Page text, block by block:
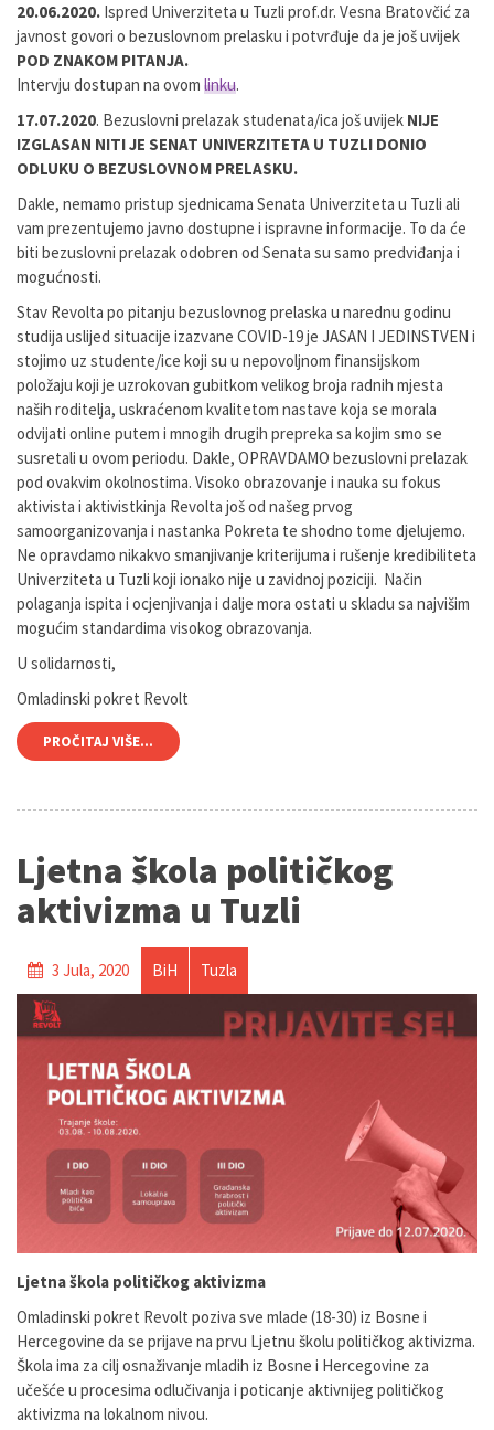
20.06.2020. Ispred Univerziteta u Tuzli prof.dr. Vesna Bratovčić za
javnost govori o bezuslovnom prelasku i potvrđuje da je još uvijek
POD ZNAKOM PITANJA.
Intervju dostupan na ovom linku.
17.07.2020. Bezuslovni prelazak studenata/ica još uvijek NIJE
IZGLASAN NITI JE SENAT UNIVERZITETA U TUZLI DONIO
ODLUKU O BEZUSLOVNOM PRELASKU.
Dakle, nemamo pristup sjednicama Senata Univerziteta u Tuzli ali
vam prezentujemo javno dostupne i ispravne informacije. To da će
biti bezuslovni prelazak odobren od Senata su samo predviđanja i
mogućnosti.
Stav Revolta po pitanju bezuslovnog prelaska u narednu godinu
studija uslijed situacije izazvane COVID-19 je JASAN I JEDINSTVEN i
stojimo uz studente/ice koji su u nepovoljnom finansijskom
položaju koji je uzrokovan gubitkom velikog broja radnih mjesta
naših roditelja, uskraćenom kvalitetom nastave koja se morala
odvijati online putem i mnogih drugih prepreka sa kojim smo se
susretali u ovom periodu. Dakle, OPRAVDAMO bezuslovni prelazak
pod ovakvim okolnostima. Visoko obrazovanje i nauka su fokus
aktivista i aktivistkinja Revolta još od našeg prvog
samoorganizovanja i nastanka Pokreta te shodno tome djelujemo.
Ne opravdamo nikakvo smanjivanje kriterijuma i rušenje kredibiliteta
Univerziteta u Tuzli koji ionako nije u zavidnoj poziciji. Način
polaganja ispita i ocjenjivanja i dalje mora ostati u skladu sa najvišim
mogućim standardima visokog obrazovanja.
U solidarnosti,
Omladinski pokret Revolt
PROČITAJ VIŠE...
Ljetna škola političkog
aktivizma u Tuzli
3 Jula, 2020 BiH Tuzla
Ljetna škola političkog aktivizma
Omladinski pokret Revolt poziva sve mlade (18-30) iz Bosne i
Hercegovine da se prijave na prvu Ljetnu školu političkog aktivizma.
Škola ima za cilj osnaživanje mladih iz Bosne i Hercegovine za
učešće u procesima odlučivanja i poticanje aktivnijeg političkog
aktivizma na lokalnom nivou.